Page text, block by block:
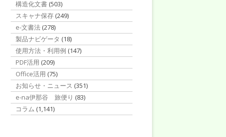
構造化文書 (503)
スキャナ保存 (249)
e-文書法 (278)
製品ナビゲータ (18)
使用方法・利用例 (147)
PDF活用 (209)
Office活用 (75)
お知らせ・ニュース (351)
e-na伊那谷 旅便り (83)
コラム (1,141)